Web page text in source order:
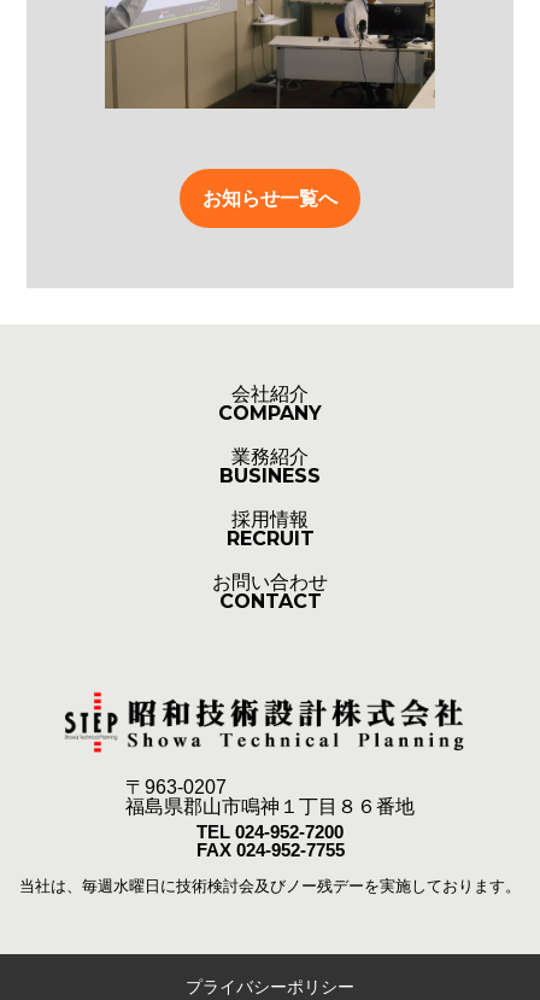
お知らせ一覧へ
会社紹介
COMPANY
業務紹介
BUSINESS
採用情報
RECRUIT
お問い合わせ
CONTACT
〒963-0207
福島県郡山市鳴神１丁目８６番地
TEL 024-952-7200
FAX 024-952-7755
当社は、毎週水曜日に技術検討会及びノー残デーを実施しております。
プライバシーポリシー